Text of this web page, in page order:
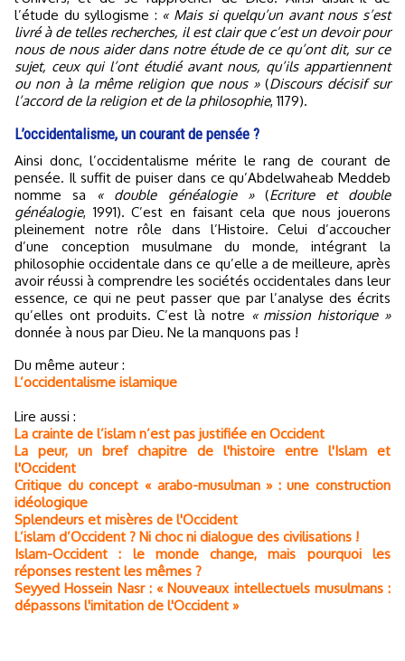
l’étude du syllogisme : « Mais si quelqu’un avant nous s’est
livré à de telles recherches, il est clair que c’est un devoir pour
nous de nous aider dans notre étude de ce qu’ont dit, sur ce
sujet, ceux qui l’ont étudié avant nous, qu’ils appartiennent
ou non à la même religion que nous »(Discours décisif sur
l’accord de la religion et de la philosophie, 1179).
L’occidentalisme, un courant de pensée ?
Ainsi donc, l’occidentalisme mérite le rang de courant de
pensée. Il suffit de puiser dans ce qu’Abdelwaheab Meddeb
nomme sa « double généalogie »(Ecriture et double
généalogie, 1991). C’est en faisant cela que nous jouerons
pleinement notre rôle dans l’Histoire. Celui d’accoucher
d’une conception musulmane du monde, intégrant la
philosophie occidentale dans ce qu’elle a de meilleure, après
avoir réussi à comprendre les sociétés occidentales dans leur
essence, ce qui ne peut passer que par l’analyse des écrits
qu’elles ont produits. C’est là notre « mission historique »
donnée à nous par Dieu. Ne la manquons pas !
Du même auteur :
L’occidentalisme islamique
Lire aussi :
La crainte de l’islam n’est pas justifiée en Occident
La peur, un bref chapitre de l'histoire entre l'Islam et
l'Occident
Critique du concept « arabo-musulman » : une construction
idéologique
Splendeurs et misères de l'Occident
L’islam d’Occident ? Ni choc ni dialogue des civilisations !
Islam-Occident : le monde change, mais pourquoi les
réponses restent les mêmes ?
Seyyed Hossein Nasr : « Nouveaux intellectuels musulmans :
dépassons l'imitation de l'Occident »